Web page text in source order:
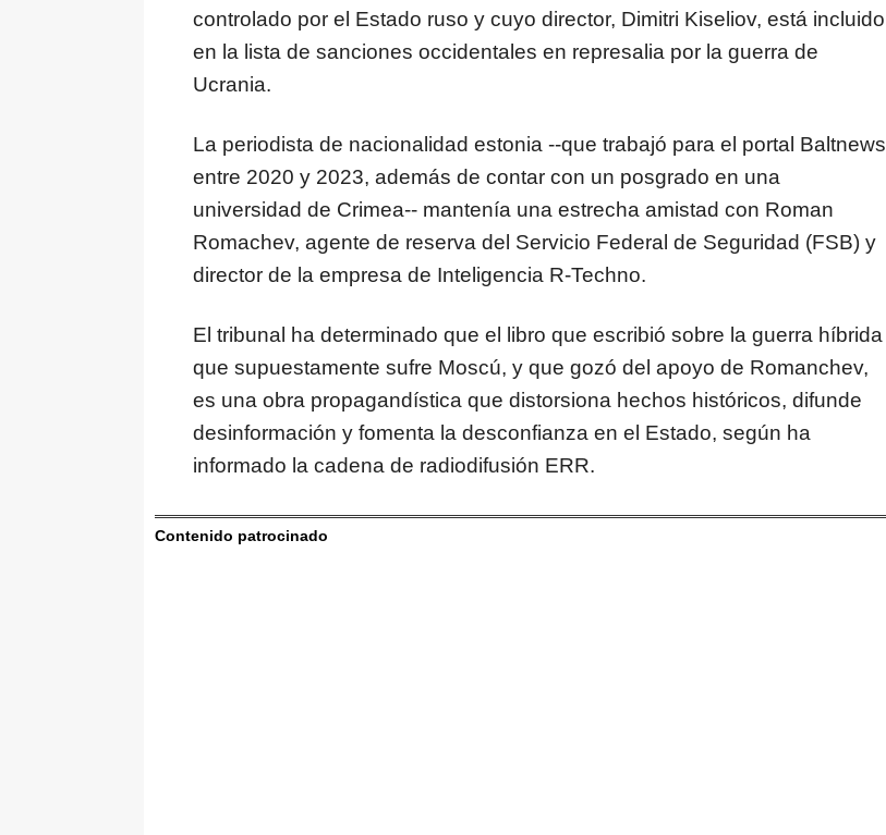
controlado por el Estado ruso y cuyo director, Dimitri Kiseliov, está incluido
en la lista de sanciones occidentales en represalia por la guerra de
Ucrania.
La periodista de nacionalidad estonia --que trabajó para el portal Baltnews
entre 2020 y 2023, además de contar con un posgrado en una
universidad de Crimea-- mantenía una estrecha amistad con Roman
Romachev, agente de reserva del Servicio Federal de Seguridad (FSB) y
director de la empresa de Inteligencia R-Techno.
El tribunal ha determinado que el libro que escribió sobre la guerra híbrida
que supuestamente sufre Moscú, y que gozó del apoyo de Romanchev,
es una obra propagandística que distorsiona hechos históricos, difunde
desinformación y fomenta la desconfianza en el Estado, según ha
informado la cadena de radiodifusión ERR.
Contenido patrocinado